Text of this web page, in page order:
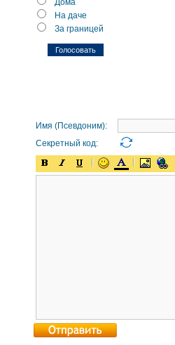
Дома
На даче
За границей
Имя (Псевдоним):
Секретный код: